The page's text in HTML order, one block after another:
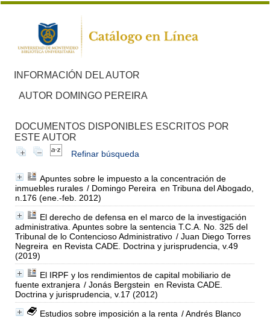
INFORMACIÓN DEL AUTOR
AUTOR DOMINGO PEREIRA
DOCUMENTOS DISPONIBLES ESCRITOS POR
ESTE AUTOR
Refinar búsqueda
Apuntes sobre le impuesto a la concentración de
inmuebles rurales / Domingo Pereira en Tribuna del Abogado,
n.176 (ene.-feb. 2012)
El derecho de defensa en el marco de la investigación
administrativa. Apuntes sobre la sentencia T.C.A. No. 325 del
Tribunal de lo Contencioso Administrativo / Juan Diego Torres
Negreira en Revista CADE. Doctrina y jurisprudencia, v.49
(2019)
El IRPF y los rendimientos de capital mobiliario de
fuente extranjera / Jonás Bergstein en Revista CADE.
Doctrina y jurisprudencia, v.17 (2012)
Estudios sobre imposición a la renta / Andrés Blanco